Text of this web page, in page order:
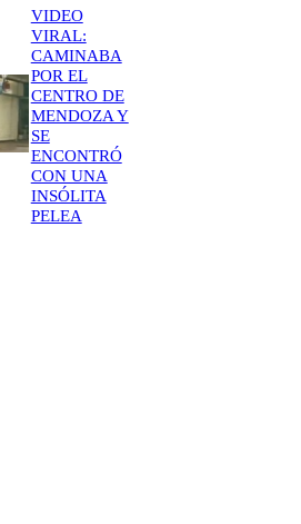
VIDEO
VIRAL:
CAMINABA
POR EL
CENTRO DE
MENDOZA Y
SE
ENCONTRÓ
CON UNA
INSÓLITA
PELEA